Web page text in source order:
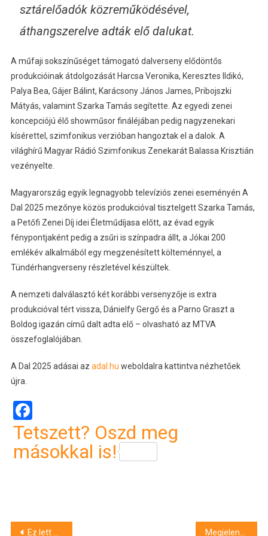
sztárelőadók közreműködésével,
áthangszerelve adták elő dalukat.
A műfaji sokszínűséget támogató dalverseny elődöntős
produkcióinak átdolgozását Harcsa Veronika, Keresztes Ildikó,
Palya Bea, Gájer Bálint, Karácsony János James, Pribojszki
Mátyás, valamint Szarka Tamás segítette. Az egyedi zenei
koncepciójú élő showműsor fináléjában pedig nagyzenekari
kísérettel, szimfonikus verzióban hangoztak el a dalok. A
világhírű Magyar Rádió Szimfonikus Zenekarát Balassa Krisztián
vezényelte.
Magyarország egyik legnagyobb televíziós zenei eseményén A
Dal 2025 mezőnye közös produkcióval tisztelgett Szarka Tamás,
a Petőfi Zenei Díj idei Életműdíjasa előtt, az évad egyik
fénypontjaként pedig a zsűri is színpadra állt, a Jókai 200
emlékév alkalmából egy megzenésített költeménnyel, a
Tündérhangverseny részletével készültek.
A nemzeti dalválasztó két korábbi versenyzője is extra
produkcióval tért vissza, Dánielfy Gergő és a Parno Graszt a
Boldog igazán című dalt adta elő – olvasható az MTVA
összefoglalójában.
A Dal 2025 adásai az adal.hu weboldalra kattintva nézhetőek
újra.
Tetszett? Oszd meg
másokkal is!
Ez lett Magyarország dala – itt meghallgathatod Megjelentek a debreceni Fidelitas emberei a Tisza pultjánál, de egyelőre nem merték felemelni a tábláikat